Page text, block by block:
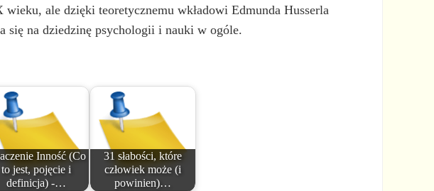
ale dzięki teoretycznemu wkładowi Edmunda Husserla
się na dziedzinę psychologii i nauki w ogóle.
Inność (Co
to jest, pojęcie i
definicja) -…
31 słabości, które
człowiek może (i
powinien)…